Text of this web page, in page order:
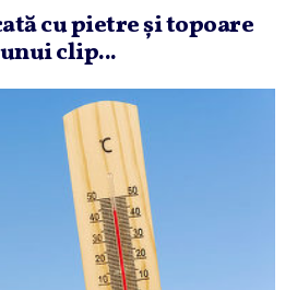
cu pietre şi topoare
clip...